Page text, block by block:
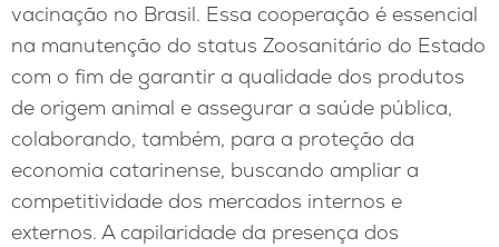
vacinação no Brasil. Essa cooperação é essencial
na manutenção do status Zoosanitário do Estado
com o fim de garantir a qualidade dos produtos
de origem animal e assegurar a saúde pública,
colaborando, também, para a proteção da
economia catarinense, buscando ampliar a
competitividade dos mercados internos e
externos. A capilaridade da presença dos